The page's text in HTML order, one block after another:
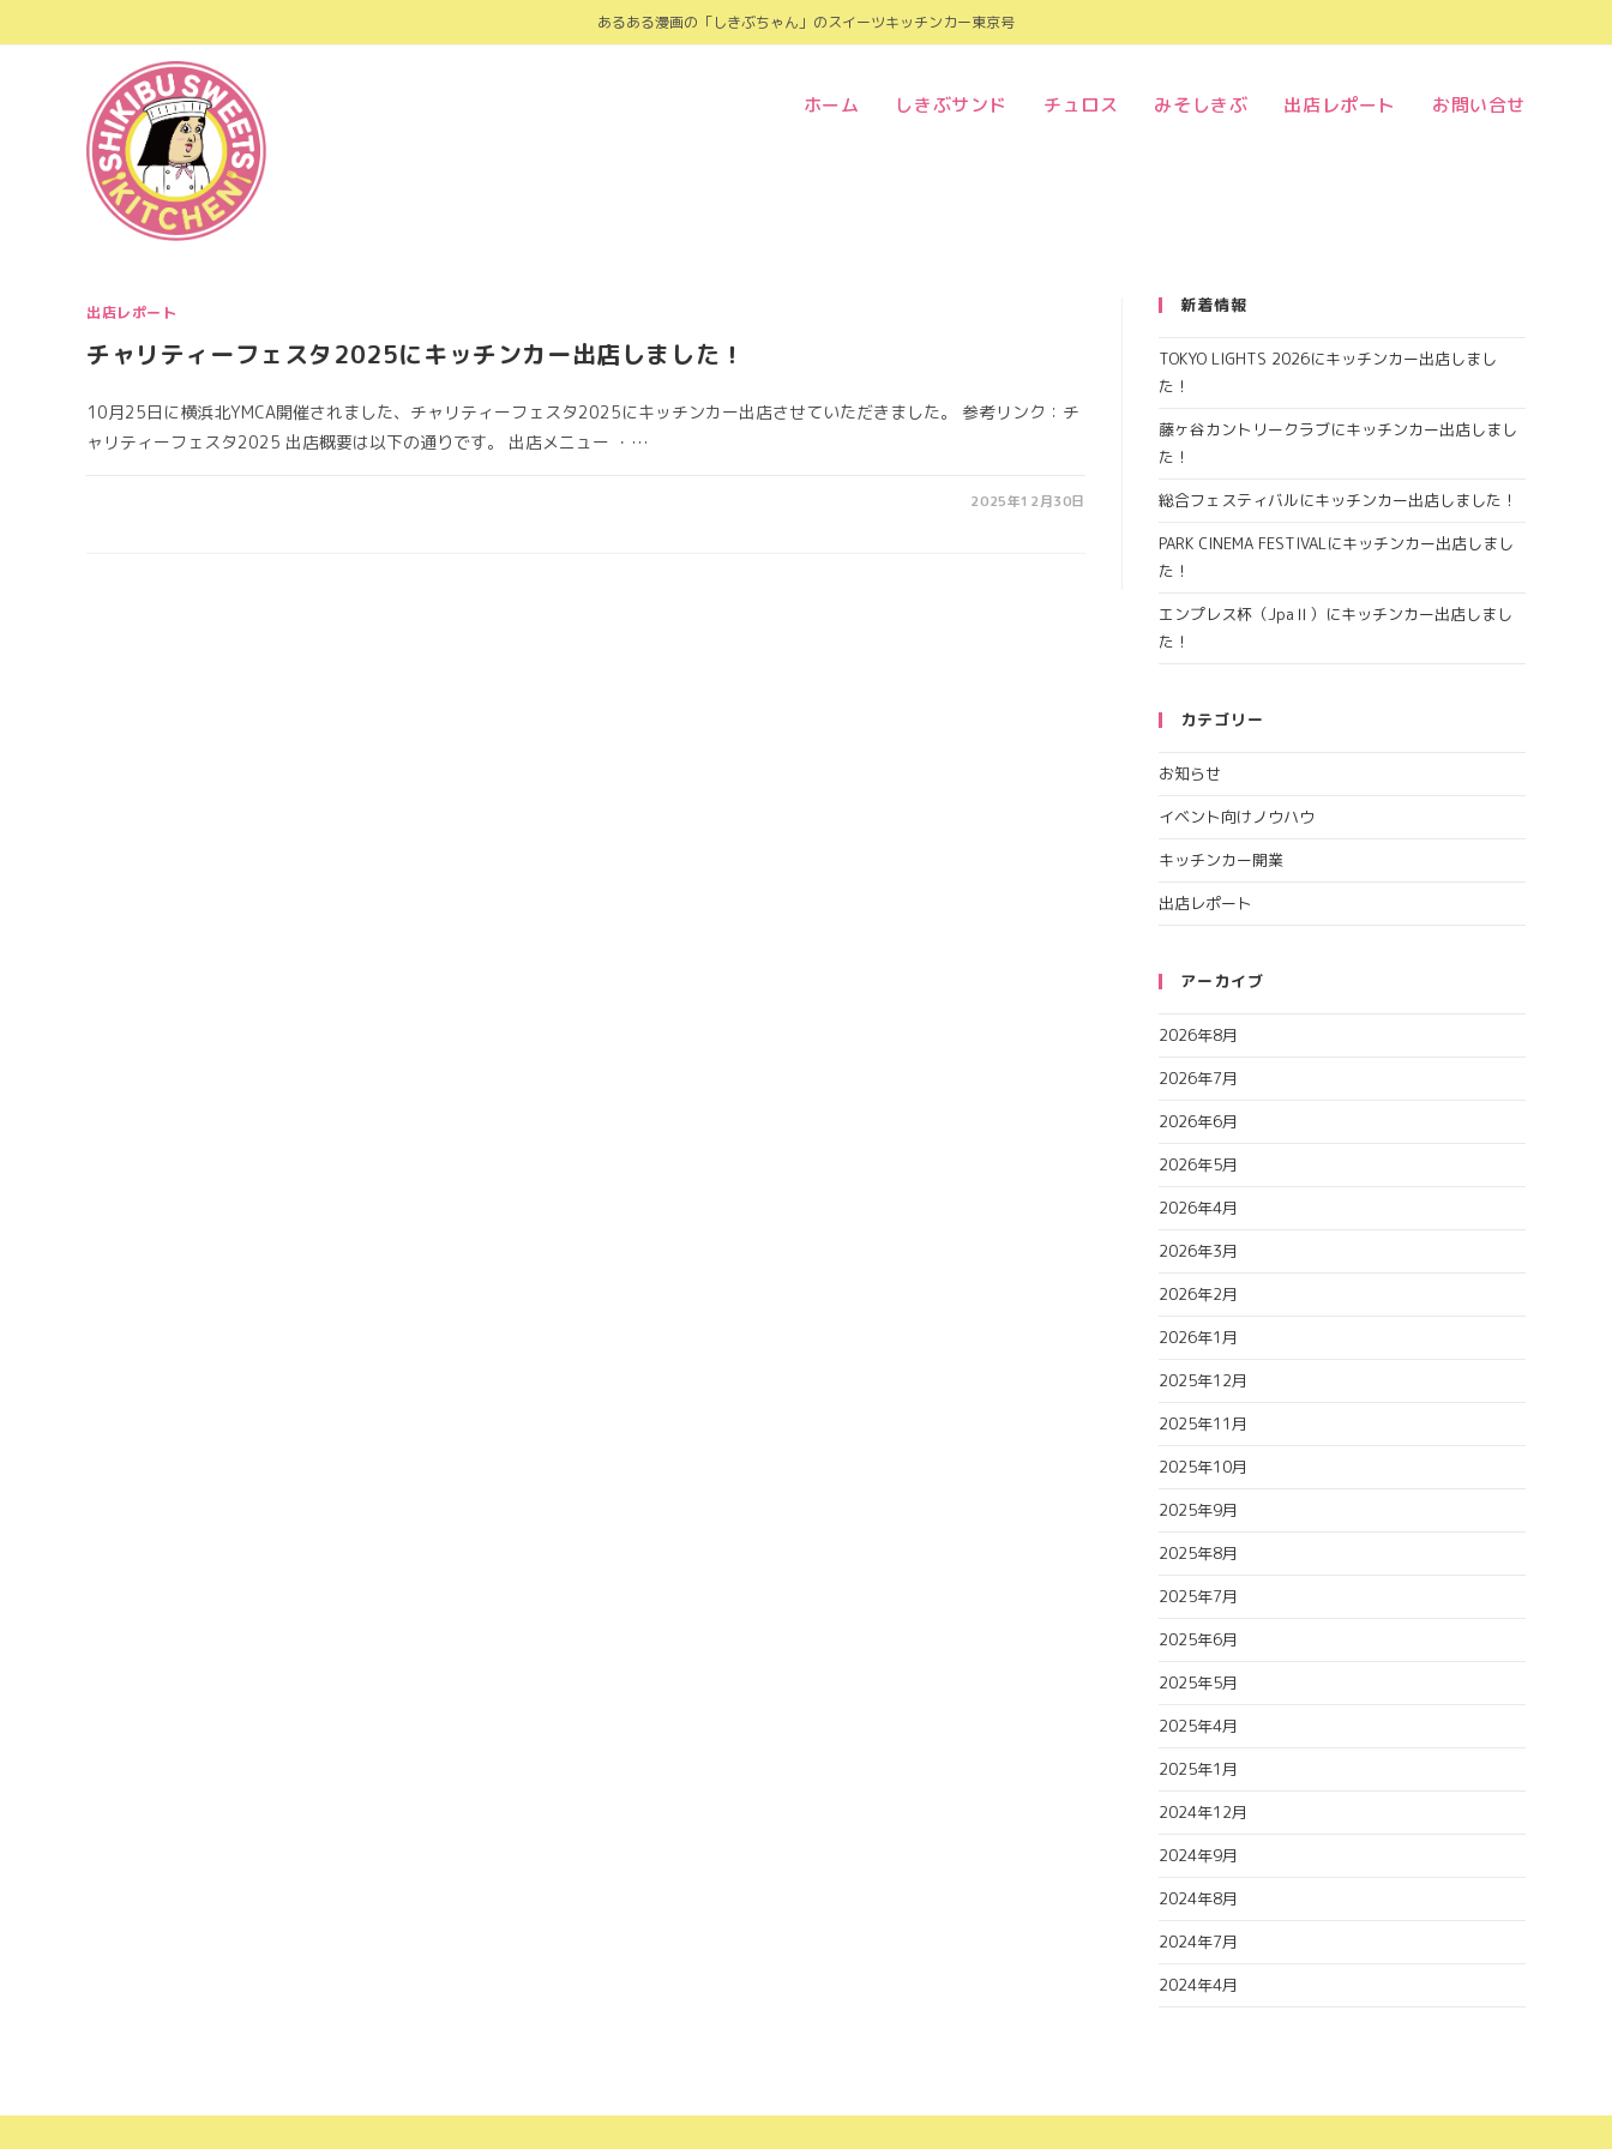
ン
あるある漫画の「しきぶちゃん」のスイーツキッチンカー東京号
ホーム しきぶサンド チュロス みそしきぶ 出店レポート お問い合せ
出店レポート
チャリティーフェスタ2025にキッチンカー出店しました！
10月25日に横浜北YMCA開催されました、チャリティーフェスタ2025にキッチンカー出店させていただきました。 参考リンク：チ
ャリティーフェスタ2025 出店概要は以下の通りです。 出店メニュー ・…
2025年12月30日
新着情報
TOKYO LIGHTS 2026にキッチンカー出店しまし
た！
藤ヶ谷カントリークラブにキッチンカー出店しまし
た！
総合フェスティバルにキッチンカー出店しました！
PARK CINEMA FESTIVALにキッチンカー出店しまし
た！
エンプレス杯（JpaⅡ）にキッチンカー出店しまし
た！
カテゴリー
お知らせ
イベント向けノウハウ
キッチンカー開業
出店レポート
アーカイブ
2026年8月
2026年7月
2026年6月
2026年5月
2026年4月
2026年3月
2026年2月
2026年1月
2025年12月
2025年11月
2025年10月
2025年9月
2025年8月
2025年7月
2025年6月
2025年5月
2025年4月
2025年1月
2024年12月
2024年9月
2024年8月
2024年7月
2024年4月